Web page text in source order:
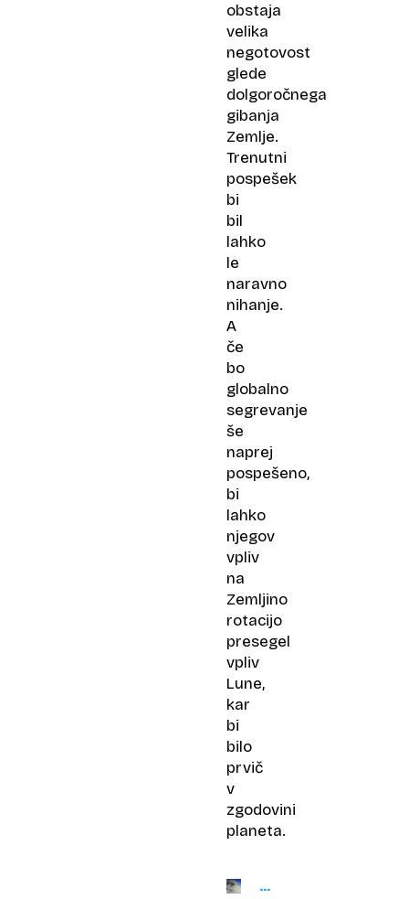
obstaja
velika
negotovost
glede
dolgoročnega
gibanja
Zemlje.
Trenutni
pospešek
bi
bil
lahko
le
naravno
nihanje.
A
če
bo
globalno
segrevanje
še
naprej
pospešeno,
bi
lahko
njegov
vpliv
na
Zemljino
rotacijo
presegel
vpliv
Lune,
kar
bi
bilo
prvič
v
zgodovini
planeta.
LEDENA